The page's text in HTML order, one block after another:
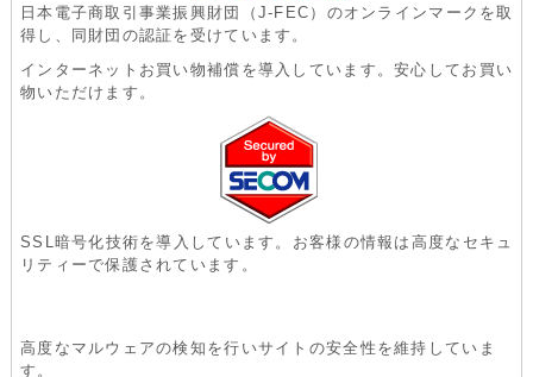
日本電子商取引事業振興財団（J-FEC）のオンラインマークを取
得し、同財団の認証を受けています。
インターネットお買い物補償を導入しています。安心してお買い
物いただけます。
SSL暗号化技術を導入しています。お客様の情報は高度なセキュ
リティーで保護されています。
高度なマルウェアの検知を行いサイトの安全性を維持していま
す。